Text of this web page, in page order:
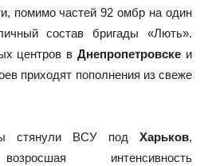
помимо частей 92 омбр на один
состав бригады «Лють».
центров вДнепропетровске и
приходят пополнения из свеже
стянули ВСУ под Харьков,
интенсивность